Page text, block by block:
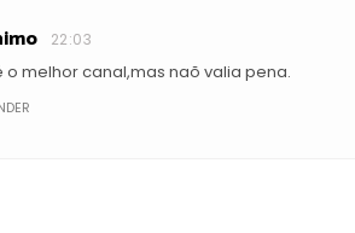
22:03
o melhor canal,mas naõ valia pena.